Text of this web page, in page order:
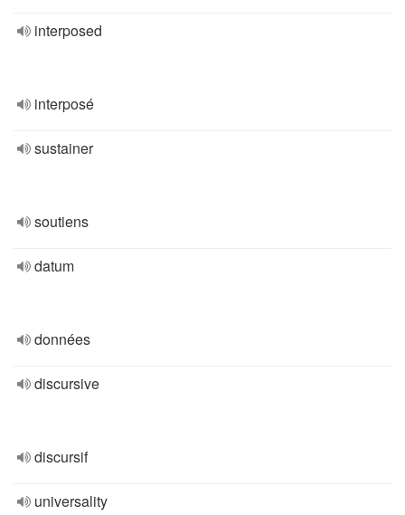
interposed
interposé
sustainer
soutiens
datum
données
discursive
discursif
universality